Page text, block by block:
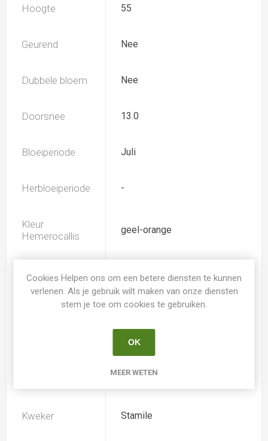
Hoogte 55
Geurend Nee
Dubbele bloem Nee
Doorsnee 13.0
Bloeiperiode Juli
Herbloeiperiode -
Kleur
Hemerocallis
geel-orange
Spider
Bladhoudend
Hemerocallis
Kweker Stamile
Cookies Helpen ons om een betere diensten te kunnen
verlenen. Als je gebruik wilt maken van onze diensten
stem je toe om cookies te gebruiken.
OK
MEER WETEN